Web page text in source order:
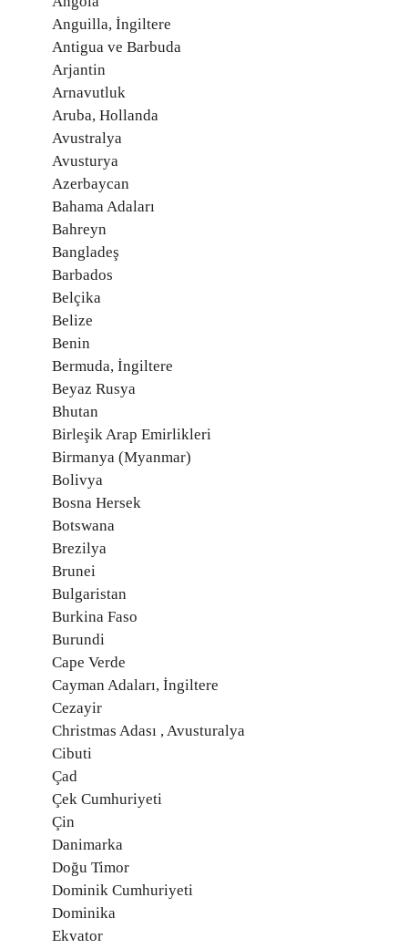
Anguilla, İngiltere
Antigua ve Barbuda
Arjantin
Arnavutluk
Aruba, Hollanda
Avustralya
Avusturya
Azerbaycan
Bahama Adaları
Bahreyn
Bangladeş
Barbados
Belçika
Belize
Benin
Bermuda, İngiltere
Beyaz Rusya
Bhutan
Birleşik Arap Emirlikleri
Birmanya (Myanmar)
Bolivya
Bosna Hersek
Botswana
Brezilya
Brunei
Bulgaristan
Burkina Faso
Burundi
Cape Verde
Cayman Adaları, İngiltere
Cezayir
Christmas Adası , Avusturalya
Cibuti
Çad
Çek Cumhuriyeti
Çin
Danimarka
Doğu Timor
Dominik Cumhuriyeti
Dominika
Ekvator